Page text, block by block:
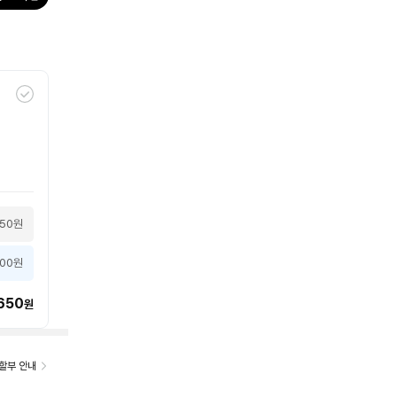
원
원
원
부 안내